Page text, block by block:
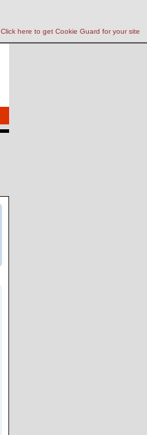
Click here to get Cookie Guard for your site